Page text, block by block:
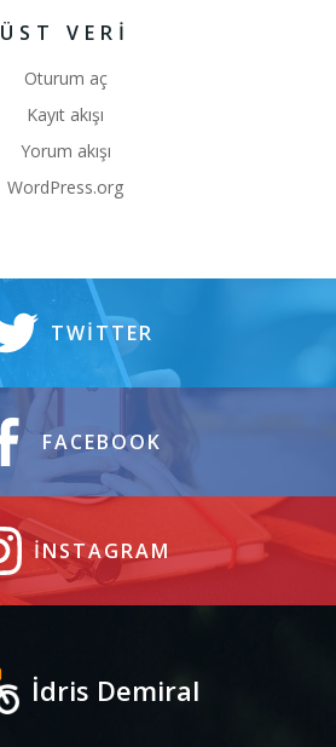
ÜST VERI
Oturum aç
Kayıt akışı
Yorum akışı
WordPress.org
TWITTER
FACEBOOK
INSTAGRAM
İdris Demiral